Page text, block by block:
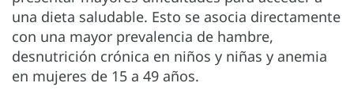
una dieta saludable. Esto se asocia directamente
con una mayor prevalencia de hambre,
desnutrición crónica en niños y niñas y anemia
en mujeres de 15 a 49 años.